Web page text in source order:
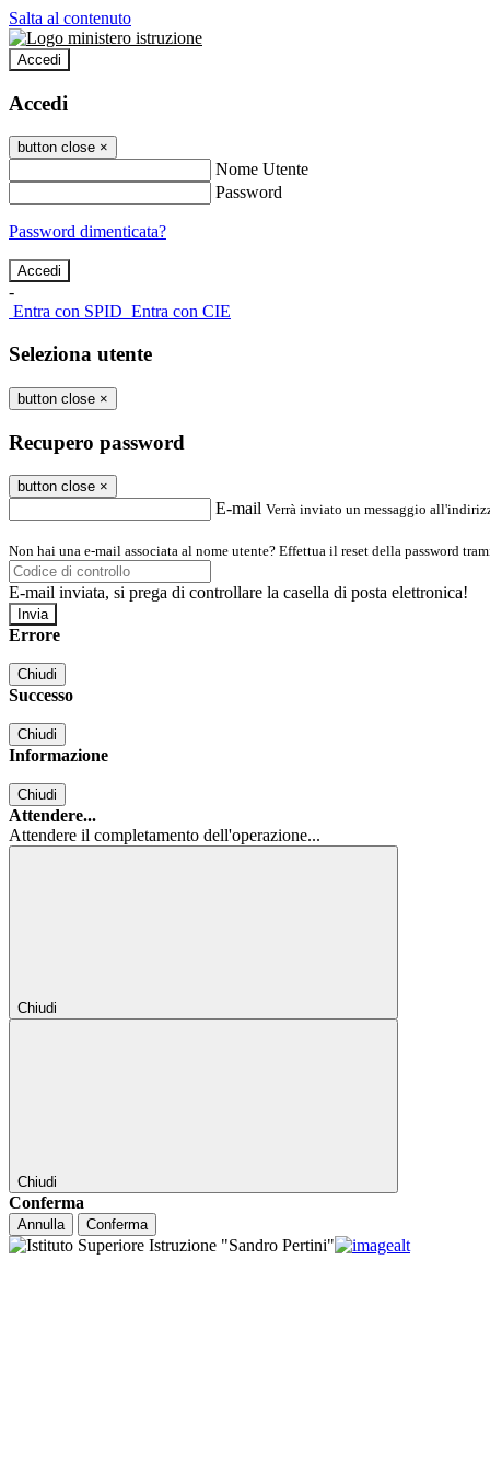
Salta al contenuto
Accedi
Accedi
button close ×
Nome Utente
Password
Password dimenticata?
-
Entra con SPID Entra con CIE
Seleziona utente
button close ×
Recupero password
button close ×
E-mail Verrà inviato un messaggio
Non hai una e-mail associata al nome utente? Effettua il reset della password
E-mail inviata, si prega di controllare la casella di posta elettronica!
Errore
Chiudi
Successo
Chiudi
Informazione
Chiudi
Attendere...
Attendere il completamento dell'operazione...
Chiudi
Chiudi
Conferma
Annulla Conferma